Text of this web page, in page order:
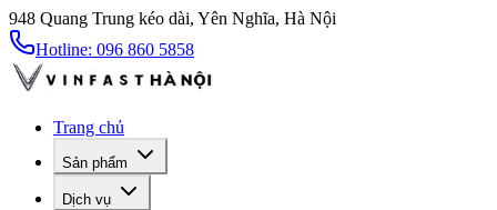
948 Quang Trung kéo dài, Yên Nghĩa, Hà Nội
Hotline: 096 860 5858
Trang chủ
Sản phẩm
Dịch vụ